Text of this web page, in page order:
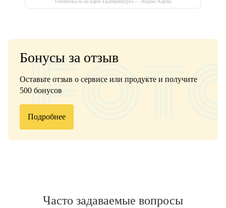
Fotobooka.ru на карте Екатеринбурга — Яндекс Карты
Бонусы за отзыв
Оставьте отзыв о сервисе или продукте и получите
500 бонусов
Подробнее
Часто задаваемые вопросы